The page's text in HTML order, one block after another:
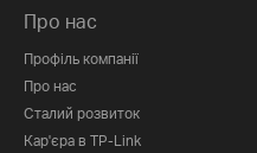
Про нас
Профіль компанії
Про нас
Сталий розвиток
Кар'єра в TP-Link